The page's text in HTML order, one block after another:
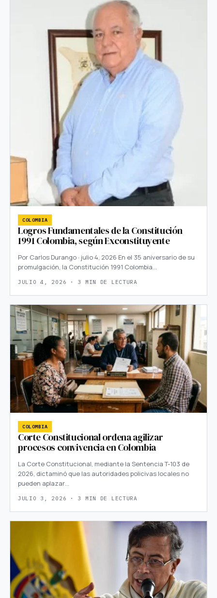
COLOMBIA
Logros Fundamentales de la Constitución
1991 Colombia, según Exconstituyente
Por Carlos Durango · julio 4, 2026 En el 35 aniversario de su
promulgación, la Constitución 1991 Colombia…
JULIO 4, 2026 · 3 MIN DE LECTURA
COLOMBIA
Corte Constitucional ordena agilizar
procesos convivencia en Colombia
La Corte Constitucional, mediante la Sentencia T-103 de
2026, dictaminó que las autoridades policivas locales no
pueden aplazar…
JULIO 3, 2026 · 3 MIN DE LECTURA